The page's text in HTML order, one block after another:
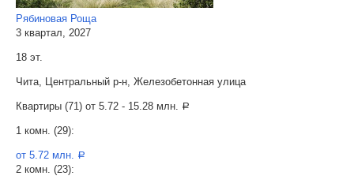
Рябиновая Роща
3 квартал, 2027
18 эт.
Чита, Центральный р-н, Железобетонная улица
Квартиры (71) от 5.72 - 15.28 млн. a
1 комн. (29):
от 5.72 млн. a
2 комн. (23):